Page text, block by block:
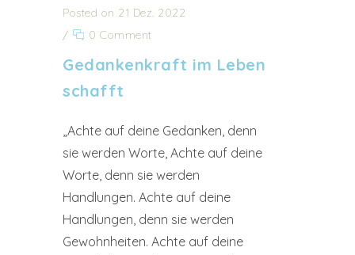
Posted on 21 Dez. 2022
/
0 Comment
Gedankenkraft im Leben
schafft
„Achte auf deine Gedanken, denn
sie werden Worte, Achte auf deine
Worte, denn sie werden
Handlungen. Achte auf deine
Handlungen, denn sie werden
Gewohnheiten. Achte auf deine